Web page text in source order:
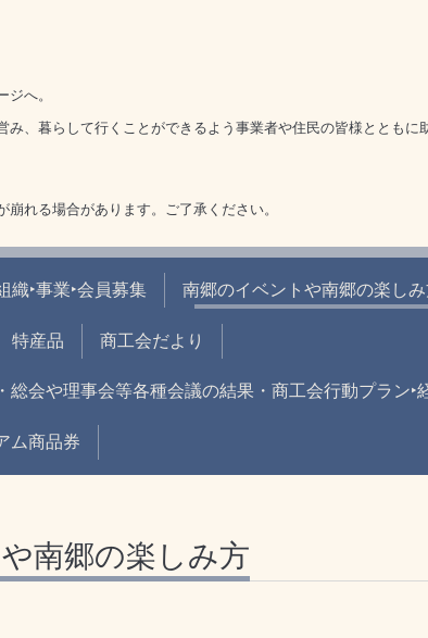
ジへ。
み、暮らして行くことができるよう事業者や住民の皆様とともに
れる場合があります。ご了承ください。
織‣事業‣会員募集 南郷のイベントや南郷の楽し
特産品 商工会だより
総会や理事会等各種会議の結果・商工会行動プラン
ム商品券
南郷の楽しみ方